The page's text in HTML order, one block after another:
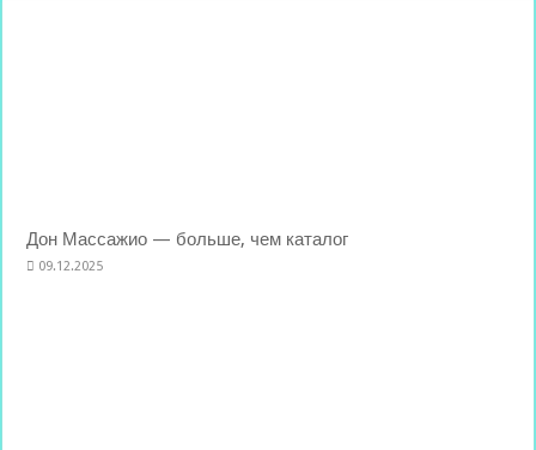
Дон Массажио — больше, чем каталог
09.12.2025